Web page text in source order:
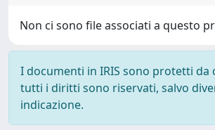
Non ci sono file associati a questo
I documenti in IRIS sono protetti da
tutti i diritti sono riservati, salvo
indicazione.